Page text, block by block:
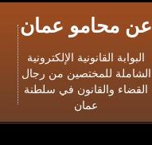
عن محامو عمان
البوابة القانونية الإلكترونية
الشاملة للمختصين من رجال
القضاء والقانون في سلطنة
عمان